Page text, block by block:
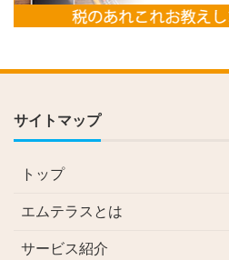
サイトマップ
トップ
エムテラスとは
サービス紹介